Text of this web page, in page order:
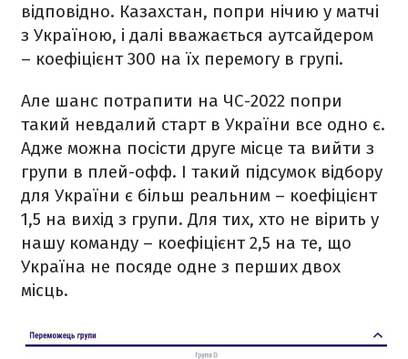
відповідно. Казахстан, попри нічию у матчі
з Україною, і далі вважається аутсайдером
– коефіцієнт 300 на їх перемогу в групі.
Але шанс потрапити на ЧС-2022 попри
такий невдалий старт в України все одно є.
Адже можна посісти друге місце та вийти з
групи в плей-офф. І такий підсумок відбору
для України є більш реальним – коефіцієнт
1,5 на вихід з групи. Для тих, хто не вірить у
нашу команду – коефіцієнт 2,5 на те, що
Україна не посяде одне з перших двох
місць.